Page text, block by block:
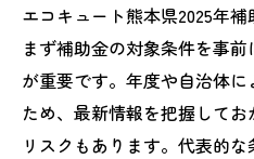
エコキュート熊本県2025年補
まず補助金の対象条件を事
が重要です。年度や自治体
ため、最新情報を把握して
リスクもあります。代表的